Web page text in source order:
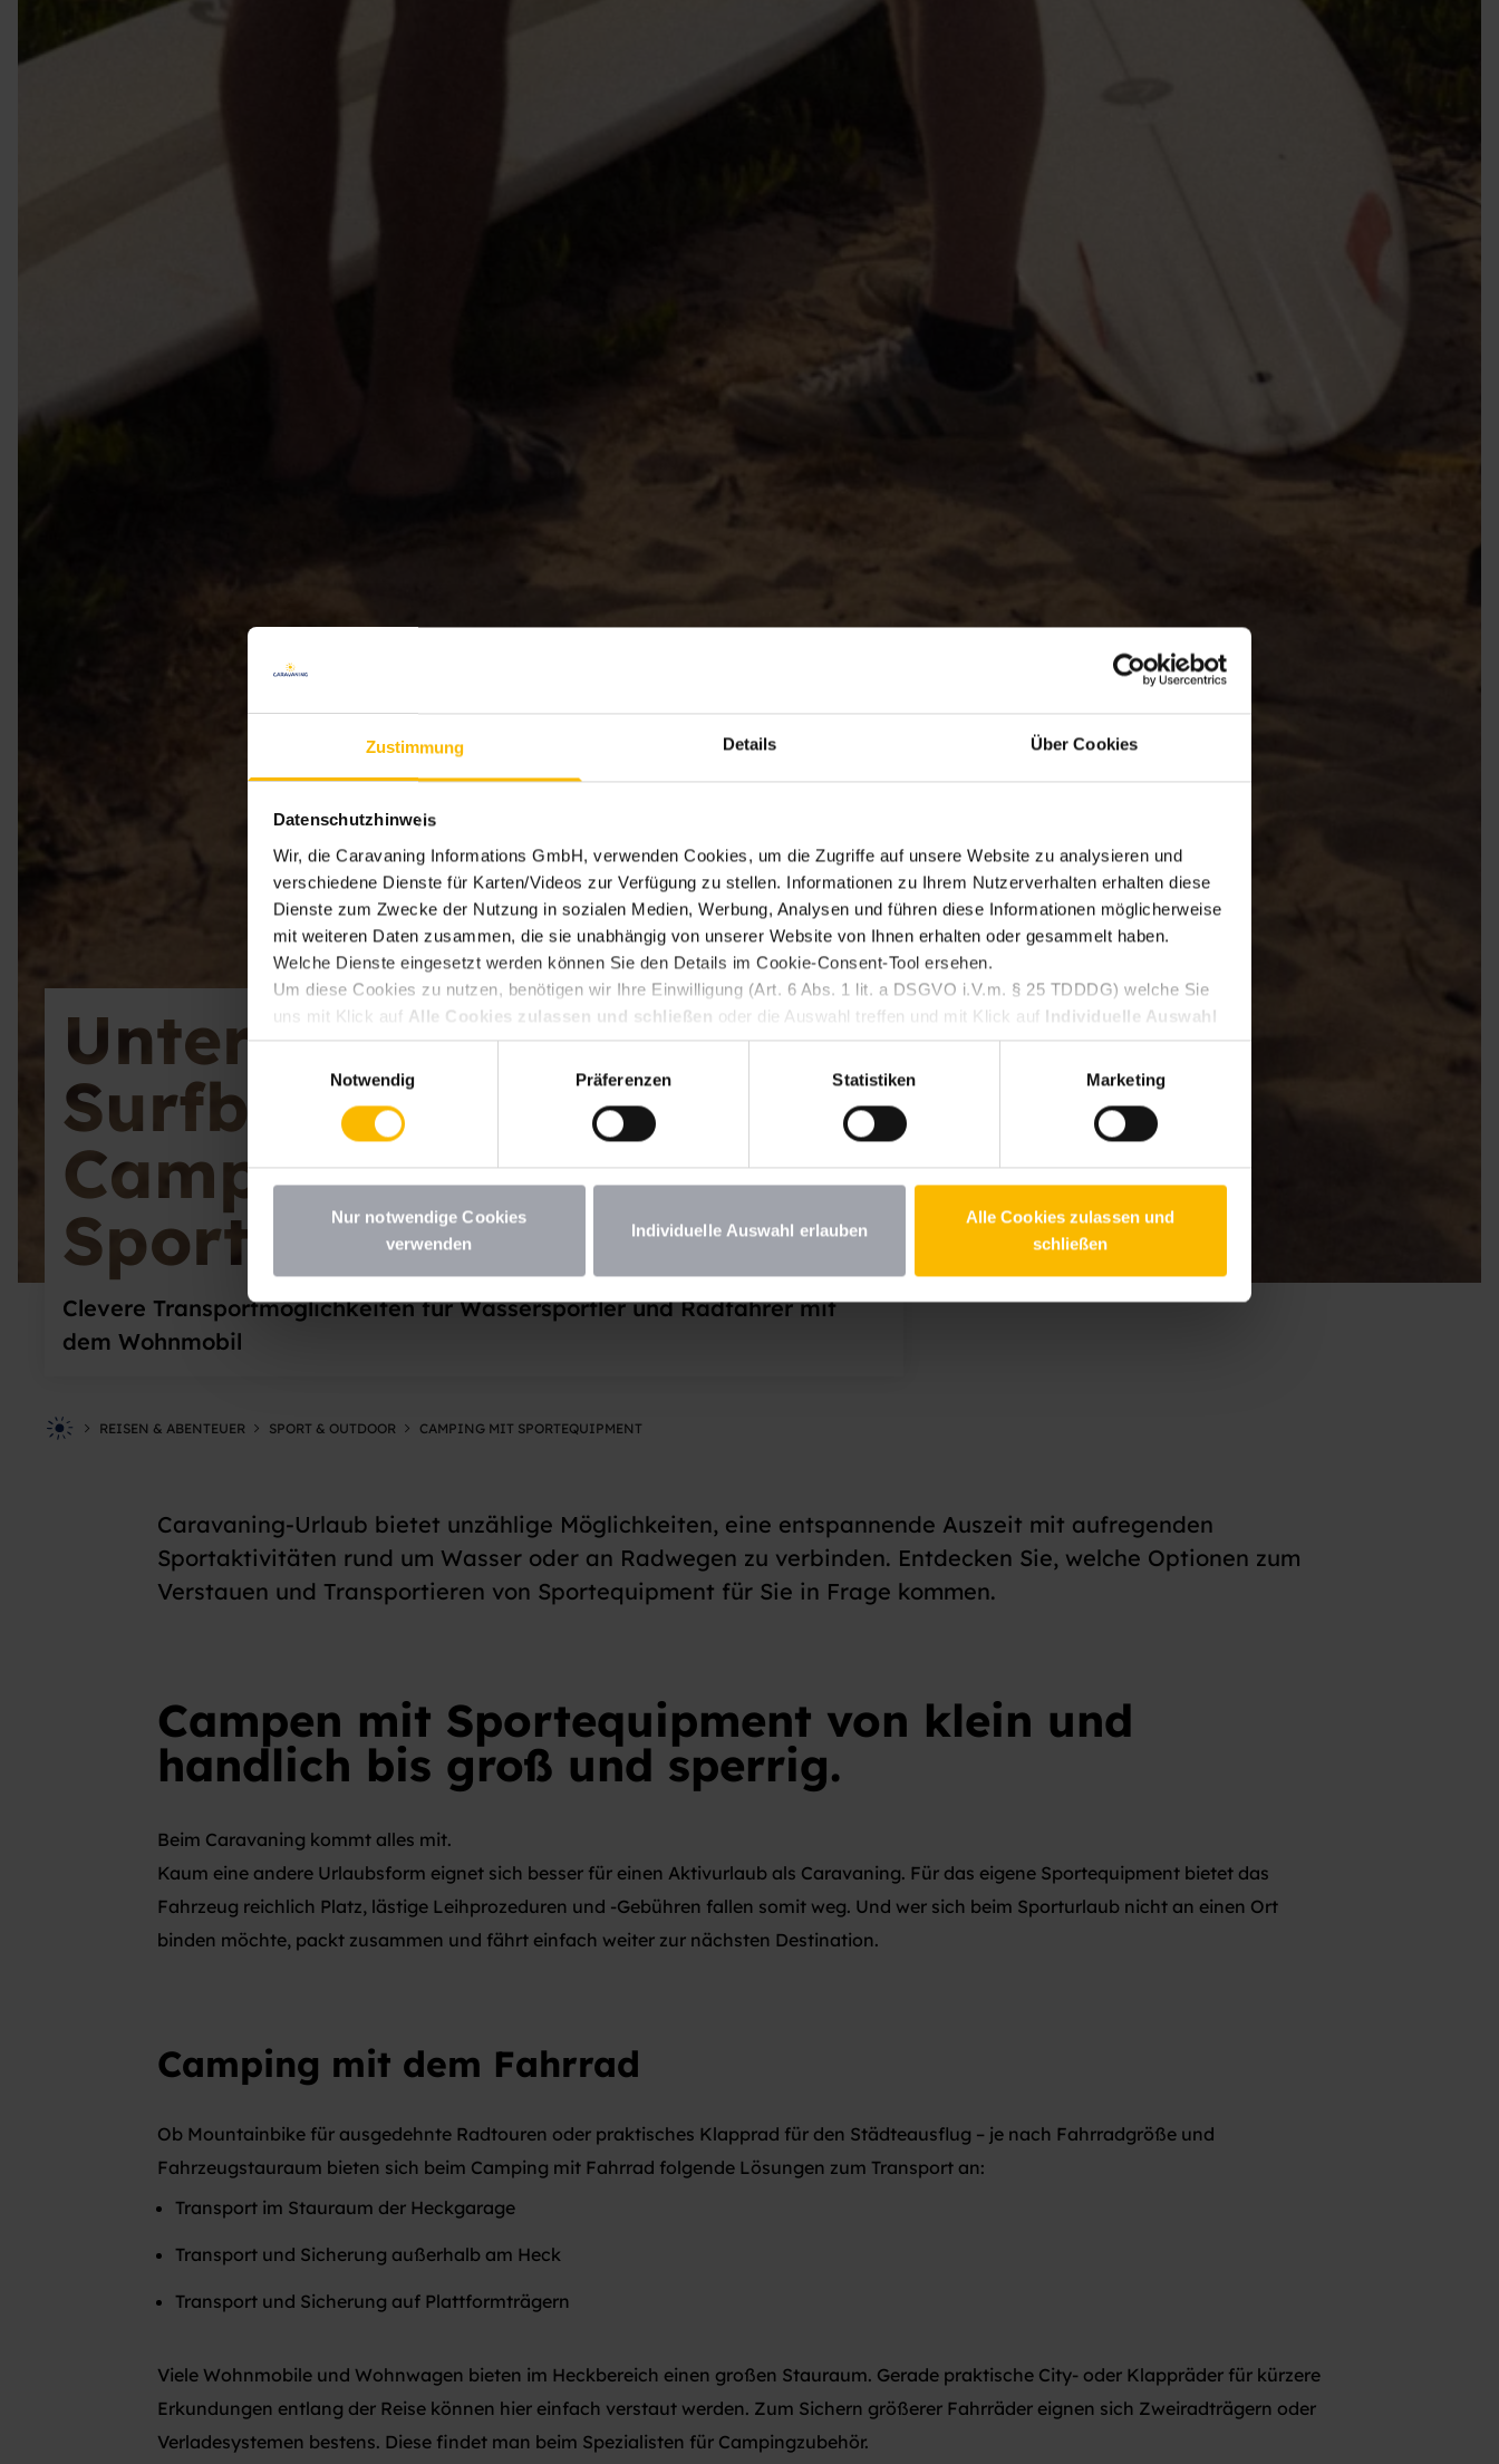
Zustimmung Details Über Cookies
Datenschutzhinweis
Wir, die Caravaning Informations GmbH, verwenden Cookies, um die Zugriffe auf unsere Website zu analysieren und
verschiedene Dienste für Karten/Videos zur Verfügung zu stellen. Informationen zu Ihrem Nutzerverhalten erhalten diese
Dienste zum Zwecke der Nutzung in sozialen Medien, Werbung, Analysen und führen diese Informationen möglicherweise
mit weiteren Daten zusammen, die sie unabhängig von unserer Website von Ihnen erhalten oder gesammelt haben.
Welche Dienste eingesetzt werden können Sie den Details im Cookie-Consent-Tool ersehen.
Um diese Cookies zu nutzen, benötigen wir Ihre Einwilligung (Art. 6 Abs. 1 lit. a DSGVO i.V.m. § 25 TDDDG) welche Sie
uns mit Klick auf Alle Cookies zulassen und schließen oder die Auswahl treffen und mit Klick auf Individuelle Auswahl
erlaubenerteilen. Sie können Ihre erteilte Einwilligung jederzeit für die Zukunft widerrufen. Um Ihren Widerruf auszuüben,
deaktivieren Sie diesen Dienst. Wenn Sie unter 16 Jahre alt sind und Ihre Zustimmung zu freiwilligen Diensten geben
möchten, müssen Sie Ihre Erziehungsberechtigten um Erlaubnis bitten. Weitere Informationen finden Sie in unseren
Datenschutzhinweisen
Notwendig
Präferenzen Statistiken Marketing
Nur notwendige Cookies
verwenden
Individuelle Auswahl erlauben
Alle Cookies zulassen und
schließen
Unterwegs mit
Surfbrett und Co. –
Camping mit
Sportequipment
Clevere Transportmöglichkeiten für Wassersportler und Radfahrer mit
dem Wohnmobil
REISEN & ABENTEUER SPORT & OUTDOOR CAMPING MIT SPORTEQUIPMENT
Caravaning-Urlaub bietet unzählige Möglichkeiten, eine entspannende Auszeit mit aufregenden
Sportaktivitäten rund um Wasser oder an Radwegen zu verbinden. Entdecken Sie, welche Optionen zum
Verstauen und Transportieren von Sportequipment für Sie in Frage kommen.
Campen mit Sportequipment von klein und
handlich bis groß und sperrig.
Beim Caravaning kommt alles mit.
Kaum eine andere Urlaubsform eignet sich besser für einen Aktivurlaub als Caravaning. Für das eigene Sportequipment bietet das
Fahrzeug reichlich Platz, lästige Leihprozeduren und -Gebühren fallen somit weg. Und wer sich beim Sporturlaub nicht an einen Ort
binden möchte, packt zusammen und fährt einfach weiter zur nächsten Destination.
Camping mit dem Fahrrad
Ob Mountainbike für ausgedehnte Radtouren oder praktisches Klapprad für den Städteausflug – je nach Fahrradgröße und
Fahrzeugstauraum bieten sich beim Camping mit Fahrrad folgende Lösungen zum Transport an:
Transport im Stauraum der Heckgarage
Transport und Sicherung außerhalb am Heck
Transport und Sicherung auf Plattformträgern
Viele Wohnmobile und Wohnwagen bieten im Heckbereich einen großen Stauraum. Gerade praktische City- oder Klappräder für kürzere
Erkundungen entlang der Reise können hier einfach verstaut werden. Zum Sichern größerer Fahrräder eignen sich Zweiradträgern oder
Verladesystemen bestens. Diese findet man beim Spezialisten für Campingzubehör.